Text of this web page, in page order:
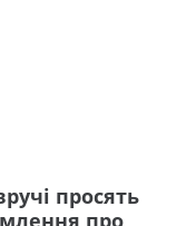
просять
про